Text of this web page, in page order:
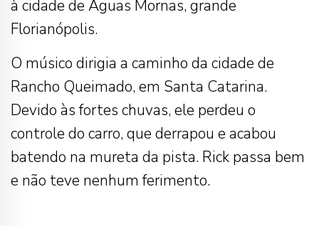
à cidade de Águas Mornas, grande
Florianópolis.
O músico dirigia a caminho da cidade de
Rancho Queimado, em Santa Catarina.
Devido às fortes chuvas, ele perdeu o
controle do carro, que derrapou e acabou
batendo na mureta da pista. Rick passa bem
e não teve nenhum ferimento.